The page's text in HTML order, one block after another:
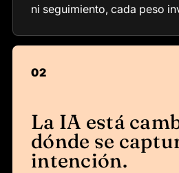
ni seguimiento, cada peso
02
La IA está
dónde se
intención.